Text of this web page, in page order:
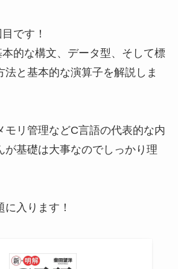
です！
的な構文、データ型、そして標
法と基本的な演算子を解説しま
モリ管理などC言語の代表的な内
が基礎は大事なのでしっかり理
入ります！